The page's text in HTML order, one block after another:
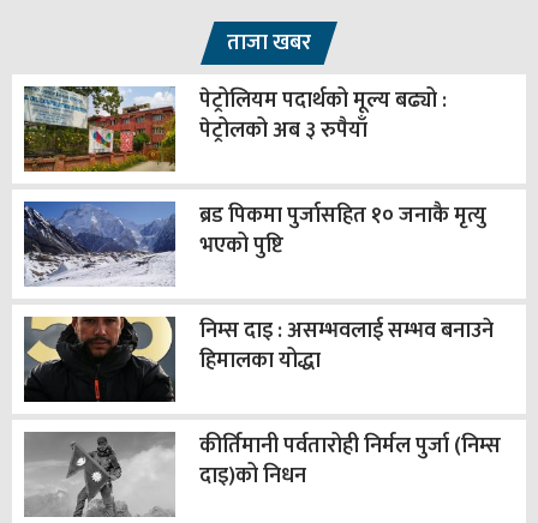
ताजा खबर
पेट्रोलियम पदार्थको मूल्य बढ्यो :
पेट्रोलको अब ३ रुपैयाँ
ब्रड पिकमा पुर्जासहित १० जनाकै मृत्यु
भएको पुष्टि
निम्स दाइ : असम्भवलाई सम्भव बनाउने
हिमालका योद्धा
कीर्तिमानी पर्वतारोही निर्मल पुर्जा (निम्स
दाइ)को निधन